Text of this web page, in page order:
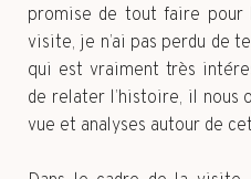
promise de tout faire pour
visite, je n’ai pas perdu de
qui est vraiment très
de relater l’histoire, il nous
vue et analyses autour de